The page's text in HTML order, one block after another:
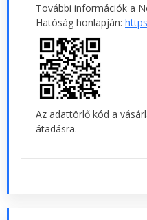
További információk a
Hatóság honlapján:
Az adattörlő kód a
átadásra.